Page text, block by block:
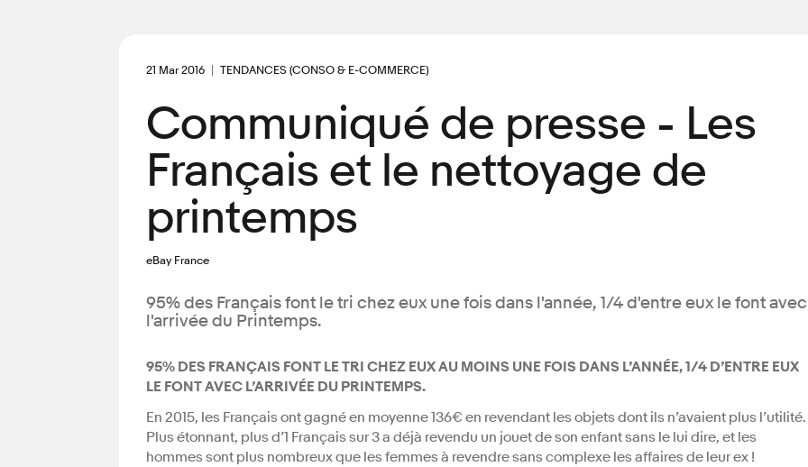
21 Mar 2016 TENDANCES (CONSO & E-COMMERCE)
Communiqué de presse - Les
Français et le nettoyage de
printemps
eBay France
95% des Français font le tri chez eux une fois dans l'année, 1/4 d'entre eux le font avec
l'arrivée du Printemps.
95% DES FRANÇAIS FONT LE TRI CHEZ EUX AU MOINS UNE FOIS DANS L’ANNÉE, 1/4 D’ENTRE EUX
LE FONT AVEC L’ARRIVÉE DU PRINTEMPS.
En 2015, les Français ont gagné en moyenne 136€ en revendant les objets dont ils n’avaient plus l’utilité.
Plus étonnant, plus d’1 Français sur 3 a déjà revendu un jouet de son enfant sans le lui dire, et les
hommes sont plus nombreux que les femmes à revendre sans complexe les affaires de leur ex !